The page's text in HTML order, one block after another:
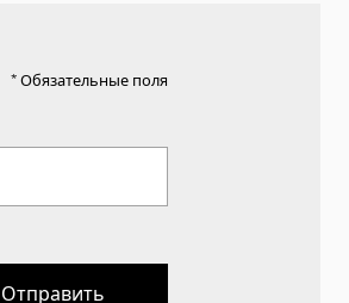
* Обязательные поля
Отправить